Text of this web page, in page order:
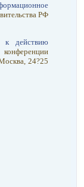
РФ
к действию
24?25